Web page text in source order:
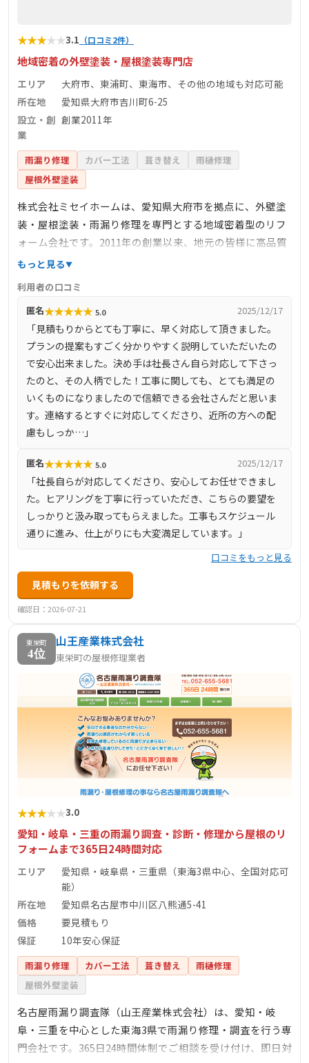
★★★★★3.1 （口コミ2件）
地域密着の外壁塗装・屋根塗装専門店
エリア
大府市、東浦町、東海市、その他の地域も対応可能
所在地
愛知県大府市吉川町6-25
設立・創
業
創業2011年
雨漏り修理 カバー工法 葺き替え
雨樋修理
屋根外壁塗装
株式会社ミセイホームは、愛知県大府市を拠点に、外壁塗
装・屋根塗装・雨漏り修理を専門とする地域密着型のリフ
ォーム会社です。2011年の創業以来、地元の皆様に高品質
な施工と丁寧な対応を提供し続けています。代表取締役の
しています。公式サイトでは、施工事例やお客様の声を多
数掲載しており、信頼性の高さが伺えます。
もっと見る
利用者の口コミ
匿名★★★★★ 5.0 2025/12/17
「見積もりからとても丁寧に、早く対応して頂きました。
プランの提案もすごく分かりやすく説明していただいたの
で安心出来ました。決め手は社長さん自ら対応して下さっ
たのと、その人柄でした！工事に関しても、とても満足の
いくものになりましたので信頼できる会社さんだと思いま
す。連絡するとすぐに対応してくださり、近所の方への配
慮もしっか…」
匿名★★★★★ 5.0 2025/12/17
「社長自らが対応してくださり、安心してお任せできまし
た。ヒアリングを丁寧に行っていただき、こちらの要望を
しっかりと汲み取ってもらえました。工事もスケジュール
通りに進み、仕上がりにも大変満足しています。」
口コミをもっと見る
見積もりを依頼する
確認日：2026-07-21
東栄町
4位
山王産業株式会社
東栄町の屋根修理業者
★★★★★3.0
愛知・岐阜・三重の雨漏り調査・診断・修理から屋根のリ
フォームまで365日24時間対応
エリア
愛知県・岐阜県・三重県（東海3県中心、全国対応可
能）
所在地
愛知県名古屋市中川区八熊通5-41
価格
要見積もり
保証
10年安心保証
雨漏り修理 カバー工法 葺き替え
雨樋修理
屋根外壁塗装
名古屋雨漏り調査隊（山王産業株式会社）は、愛知・岐
阜・三重を中心とした東海3県で雨漏り修理・調査を行う専
門会社です。365日24時間体制でご相談を受け付け、即日対